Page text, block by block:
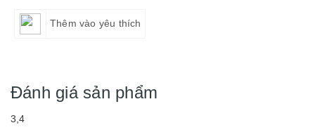
Thêm vào yêu thích
Đánh giá sản phẩm
3,4